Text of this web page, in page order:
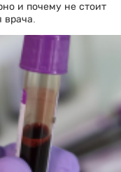
и почему не стоит